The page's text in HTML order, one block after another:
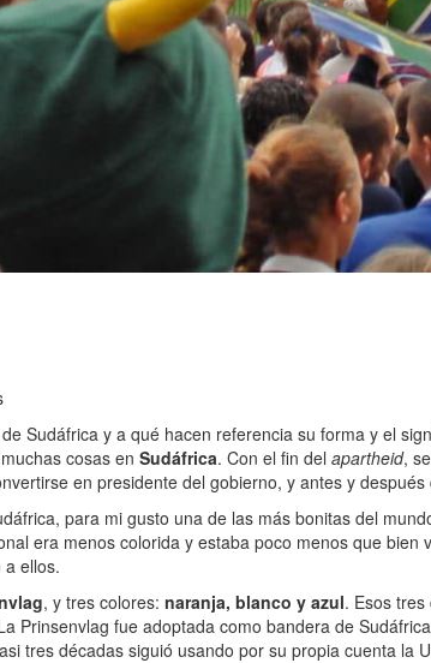
Sudáfrica y a qué hacen referencia su forma y el
cosas en Sudáfrica. Con el fin del apartheid,
en presidente del gobierno, y antes y
para mi gusto una de las más bonitas del
era menos colorida y estaba poco menos que bien
ellos.
, y tres colores: naranja, blanco y azul. Esos
Prinsenvlag fue adoptada como bandera de Sudáfrica
tres décadas siguió usando por su propia cuenta la